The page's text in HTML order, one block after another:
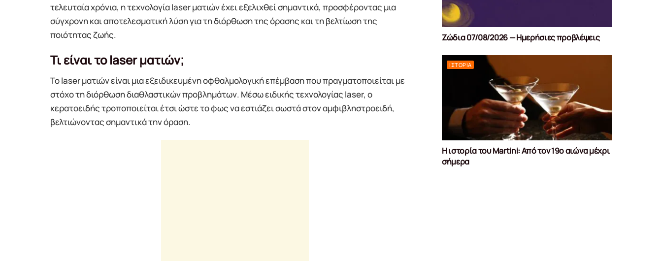
τελευταία χρόνια, η τεχνολογία laser ματιών έχει εξελιχθεί σημαντικά, προσφέροντας μια
σύγχρονη και αποτελεσματική λύση για τη διόρθωση της όρασης και τη βελτίωση της
ποιότητας ζωής.
Τι είναι το laser ματιών;
Το laser ματιών είναι μια εξειδικευμένη οφθαλμολογική επέμβαση που πραγματοποιείται με
στόχο τη διόρθωση διαθλαστικών προβλημάτων. Μέσω ειδικής τεχνολογίας laser, ο
κερατοειδής τροποποιείται έτσι ώστε το φως να εστιάζει σωστά στον αμφιβληστροειδή,
βελτιώνοντας σημαντικά την όραση.
Ζώδια 07/08/2026 — Ημερήσιες προβλέψεις
ΙΣΤΟΡΊΑ
Η ιστορία του Martini: Από τον 19ο αιώνα μέχρι
σήμερα